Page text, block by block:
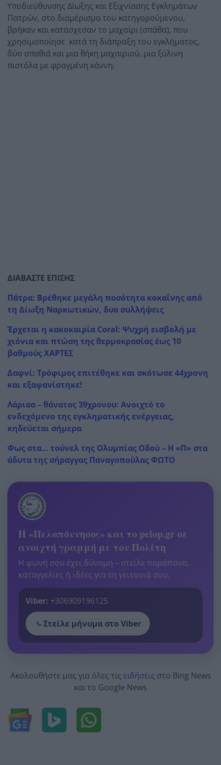
Υποδιεύθυνσης Δίωξης και Εξιχνίασης Εγκλημάτων
Πατρών, στο διαμέρισμα του κατηγορούμενου,
βρήκαν και κατάσχεσαν το μαχαίρι (σπάθα), που
χρησιμοποίησε κατά τη διάπραξη του εγκλήματος,
δύο σπαθιά και μια θήκη μαχαιριού, μια ξύλινη
πιστόλα με φραγμένη κάννη.
ΔΙΑΒΑΣΤΕ ΕΠΙΣΗΣ
Πάτρα: Βρέθηκε μεγάλη ποσότητα κοκαΐνης από
τη Δίωξη Ναρκωτικών, δυο συλλήψεις
Έρχεται η κακοκαιρία Coral: Ψυχρή εισβολή με
χιόνια και πτώση της θερμοκρασίας έως 10
βαθμούς ΧΑΡΤΕΣ
Δαφνί: Τρόφιμος επιτέθηκε και σκότωσε 44χρονη
και εξαφανίστηκε!
Λάρισα – θάνατος 39χρονου: Ανοιχτό το
ενδεχόμενο της εγκληματικής ενέργειας,
κηδεύεται σήμερα
Φως στα… τούνελ της Ολυμπίας Οδού – Η «Π» στα
άδυτα της σήραγγας Παναγοπούλας ΦΩΤΟ
Η «Πελοπόννησος» και το pelop.gr σε
ανοιχτή γραμμή με τον Πολίτη
Η φωνή σου έχει δύναμη – στείλε παράπονα,
καταγγελίες ή ιδέες για τη γειτονιά σου.
Viber: +306909196125
Στείλε μήνυμα στο Viber
Ακολουθήστε μας για όλες τις ειδήσεις στο Bing News
και το Google News